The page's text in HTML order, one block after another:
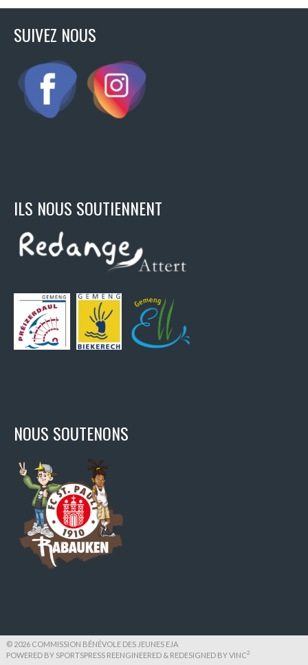
SUIVEZ NOUS
ILS NOUS SOUTIENNENT
NOUS SOUTENONS
© 2026 COMMISSION BÉNÉVOLE DES JEUNES EJA
POWERED BY SPORTSPRESS REENGINEERED & REDESIGNED BYVINC2